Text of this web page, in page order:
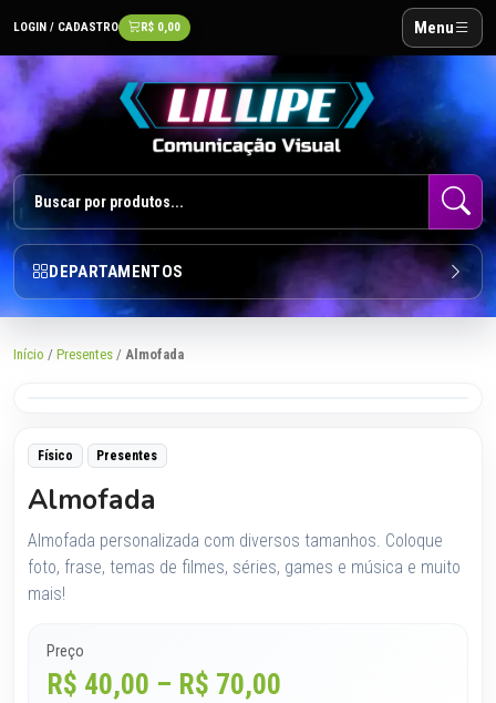
LOGIN / CADASTRO R$ 0,00 Menu
DEPARTAMENTOS
Início / Presentes / Almofada
Físico Presentes
Almofada
Almofada personalizada com diversos tamanhos. Coloque
foto, frase, temas de filmes, séries, games e música e muito
mais!
Preço
R$ 40,00 – R$ 70,00